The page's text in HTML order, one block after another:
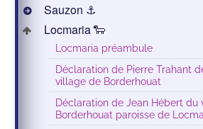
Sauzon ⚓️
Locmaria 🐑
Locmaria préambule
Déclaration de Pierre Trahant
village de Borderhouat
Déclaration de Jean Hébert du
Borderhouat paroisse de